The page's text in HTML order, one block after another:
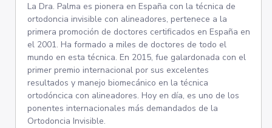
La Dra. Palma es pionera en España con la técnica de
ortodoncia invisible con alineadores, pertenece a la
primera promoción de doctores certificados en España en
el 2001. Ha formado a miles de doctores de todo el
mundo en esta técnica. En 2015, fue galardonada con el
primer premio internacional por sus excelentes
resultados y manejo biomecánico en la técnica
ortodóncica con alineadores. Hoy en día, es uno de los
ponentes internacionales más demandados de la
Ortodoncia Invisible.